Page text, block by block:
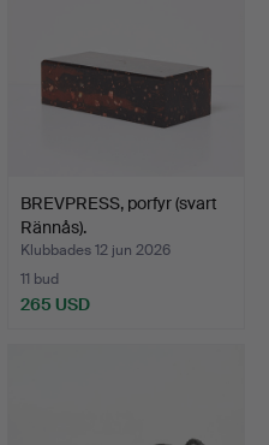
BREVPRESS, porfyr (svart
Rännås).
Klubbades 12 jun 2026
11 bud
265 USD